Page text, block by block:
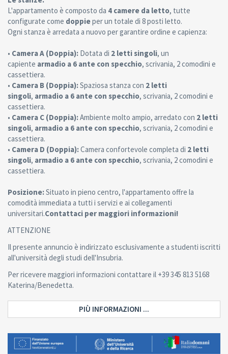
L'appartamento è composto da 4 camere da letto, tutte
configurate come doppieper un totale di 8 posti letto.
Ogni stanza è arredata a nuovo per garantire ordine e capienza:
• Camera A (Doppia): Dotata di 2 letti singoli, un
capiente armadio a 6 ante con specchio, scrivania, 2 comodini e
cassettiera.
• Camera B (Doppia):Spaziosa stanza con 2 letti
singoli, armadio a 6 ante con specchio, scrivania, 2 comodini e
cassettiera.
• Camera C (Doppia):Ambiente molto ampio, arredato con 2 letti
singoli, armadio a 6 ante con specchio, scrivania, 2 comodini e
cassettiera.
• Camera D (Doppia):Camera confortevole completa di 2 letti
singoli, armadio a 6 ante con specchio, scrivania, 2 comodini e
cassettiera.
Posizione:Situato in pieno centro, l'appartamento offre la
comodità immediata a tutti i servizi e ai collegamenti
universitari.Contattaci per maggiori informazioni!
ATTENZIONE
Il presente annuncio è indirizzato esclusivamente a studenti iscritti
all'università degli studi dell'Insubria.
Per ricevere maggiori informazioni contattare il +39 345 813 5168
Katerina/Benedetta.
PIÙ INFORMAZIONI ...